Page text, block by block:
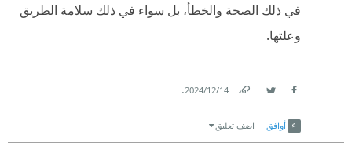
على العموم وتجنبا للخوض في مبحث الترجمة الكارثية
للكتاب ، أنصح السادة الراغبين بتصفح المحتوى بالبدء به
متمنيا لهم تجربة دوغمائية لا مثيل لها 😁
#التقييم_الخاص :: 2.5/5 في أحسن الأحوال 🤦🏻‍♂️
في ذلك الصحة والخطأ، بل سواء في ذلك سلامة الطريق
وعلتها.
14‏/12‏/2024
.
أوافق اضف تعليق